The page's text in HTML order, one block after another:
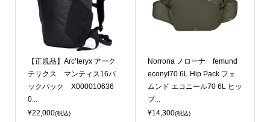
【正規品】Arc’teryx アーク
テリクス マンティス16バ
ックパック X000010636
0...
¥22,000(税込)
Norrona ノローナ femund
econyl70 6L Hip Pack フェ
ムンド エコニール70 6L ヒッ
プ...
¥14,300(税込)